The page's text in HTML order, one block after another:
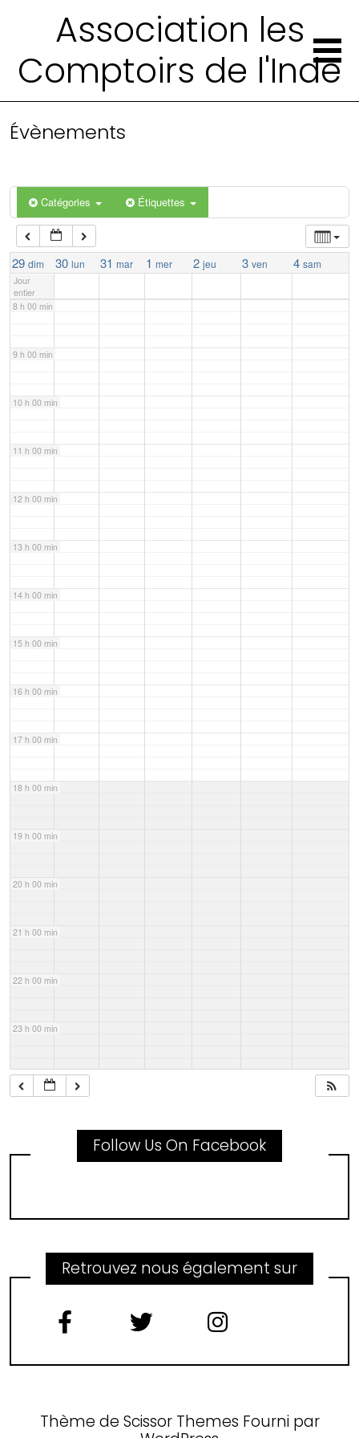
Association les
Comptoirs de l'Inde
Évènements
Catégories Étiquettes
29 dim 30 lun 31 mar 1 mer 2 jeu 3 ven 4 sam
Jour
entier
3 h 00 min
6 h 00 min
7 h 00 min
8 h 00 min
9 h 00 min
10 h 00 min
11 h 00 min
12 h 00 min
13 h 00 min
14 h 00 min
15 h 00 min
16 h 00 min
17 h 00 min
18 h 00 min
19 h 00 min
20 h 00 min
21 h 00 min
22 h 00 min
23 h 00 min
Follow Us On Facebook
Retrouvez nous également sur
Thème de Scissor Themes Fourni par